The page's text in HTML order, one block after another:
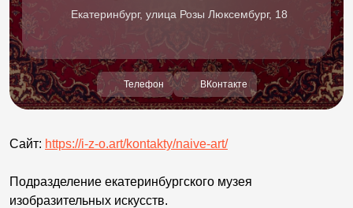
Екатеринбург, улица Розы Люксембург, 18
Телефон ВКонтакте
Сайт: https://i-z-o.art/kontakty/naive-art/
Подразделение екатеринбургского музея
изобразительных искусств.